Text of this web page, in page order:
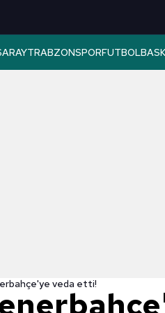
TRABZONSPORFUTBOL
veda etti!